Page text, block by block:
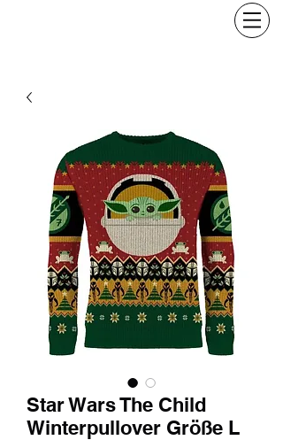
Star Wars The Child
Winterpullover Größe L